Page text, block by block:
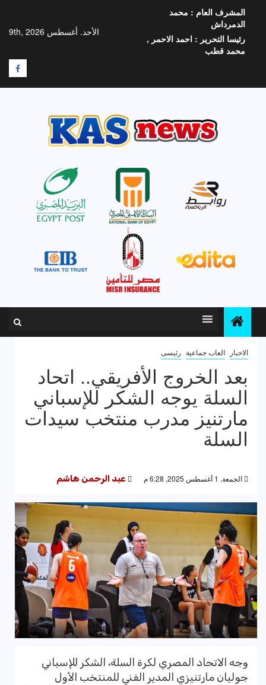
المحتوى
الأحد. أغسطس 9th, 2026
المشرف العام : محمد
الدمرداش
رئيسا التحرير : احمد الاحمر ,
محمد قطب
F
الاخبار العاب جماعية رئيسى
بعد الخروج الأفريقي.. اتحاد
السلة يوجه الشكر للإسباني
مارتنيز مدرب منتخب سيدات
السلة
الجمعة, 1 أغسطس 2025, 6:28 م عبد الرحمن هاشم
وجه الاتحاد المصري لكرة السلة، الشكر للإسباني
جوليان مارتنيزي المدير الفني للمنتخب الأول